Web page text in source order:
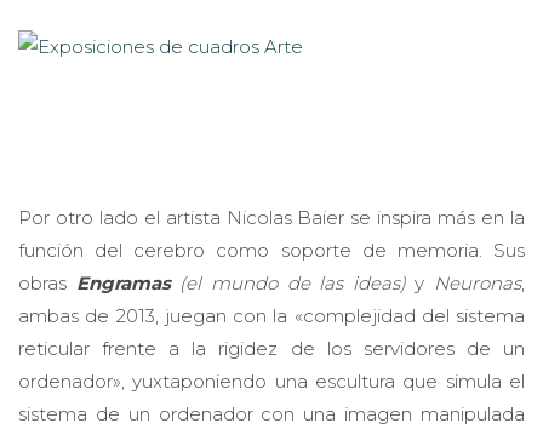
Por otro lado el artista Nicolas Baier se inspira más en la
función del cerebro como soporte de memoria. Sus
obras Engramas(el mundo de las ideas)y Neuronas,
ambas de 2013, juegan con la «complejidad del sistema
reticular frente a la rigidez de los servidores de un
ordenador», yuxtaponiendo una escultura que simula el
sistema de un ordenador con una imagen manipulada